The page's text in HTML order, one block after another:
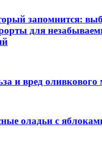
запомнится:
для
и вред оливкового
оладьи с